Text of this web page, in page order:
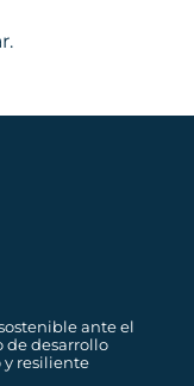
ante el
de desarrollo
y resiliente